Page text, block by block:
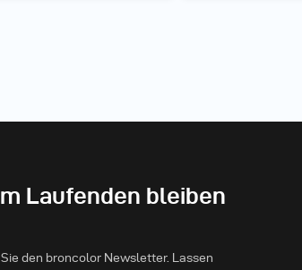
Laufenden bleiben
den broncolor Newsletter. Lassen